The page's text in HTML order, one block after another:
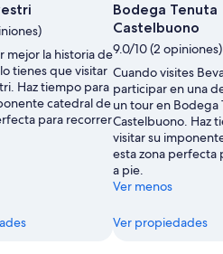
mejor la historia de
tienes que visitar
Haz tiempo para
catedral de
para recorrer
Bodega Tenuta
Castelbuono
9.0/10 (2 opiniones)
Cuando visites
participar en una
un tour en Bodega
Castelbuono. Haz
visitar su
esta zona perfecta
a pie.
Ver menos
Ver propiedades